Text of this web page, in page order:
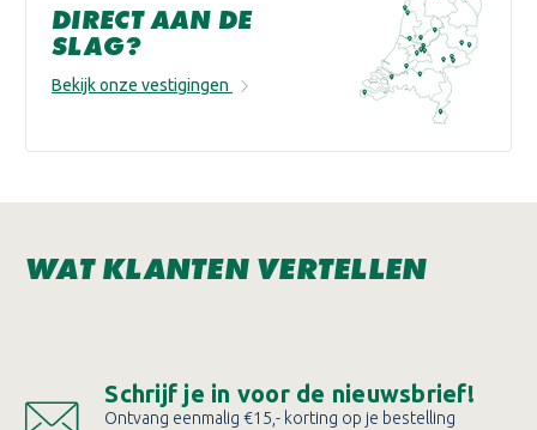
DIRECT AAN DE
SLAG?
Bekijk onze vestigingen
WAT KLANTEN VERTELLEN
Schrijf je in voor de nieuwsbrief!
Ontvang eenmalig €15,- korting op je bestelling